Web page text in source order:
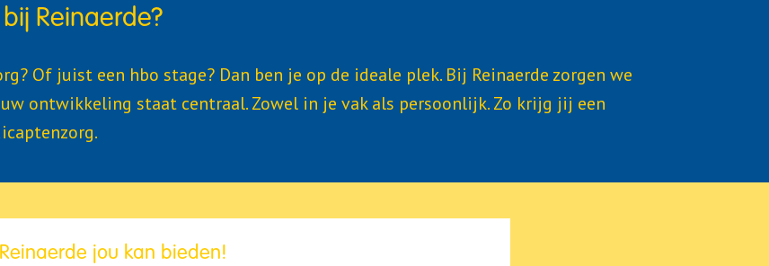
Reinaerde?
Of juist een hbo stage? Dan ben je op de ideale plek. Bij Reinaerde zorgen we
ontwikkeling staat centraal. Zowel in je vak als persoonlijk. Zo krijg jij een
jou kan bieden!